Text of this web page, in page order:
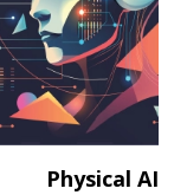
Physical AI